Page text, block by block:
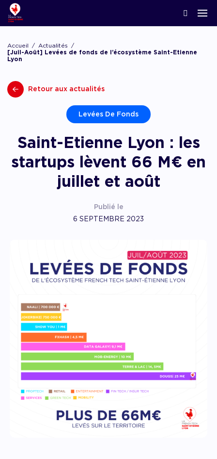
Les groupes de travail
Agenda
Les appels
Appel à candidatures, appel à manifestation
Lyon Start Up
Offres d’emploi
Panoramas
Chatbot financement
Chatbot accompagnement
Accueil
Actualités
[Juil-Août] Levées de fonds de l’écosystème Saint-Etienne
Lyon
Retour aux actualités
Levées De Fonds
Saint-Etienne Lyon : les
startups lèvent 66 M€ en
juillet et août
Publié le
6 SEPTEMBRE 2023